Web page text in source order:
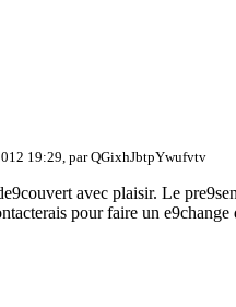
19:29, parQGixhJbtpYwufvtv
avec plaisir. Le
pour faire un